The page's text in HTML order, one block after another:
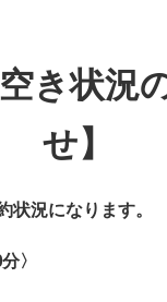
空き状況
せ】
状況になります。
〉